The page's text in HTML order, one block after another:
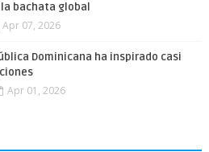
bachata global
Apr 07, 2026
Dominicana ha inspirado casi
Apr 01, 2026